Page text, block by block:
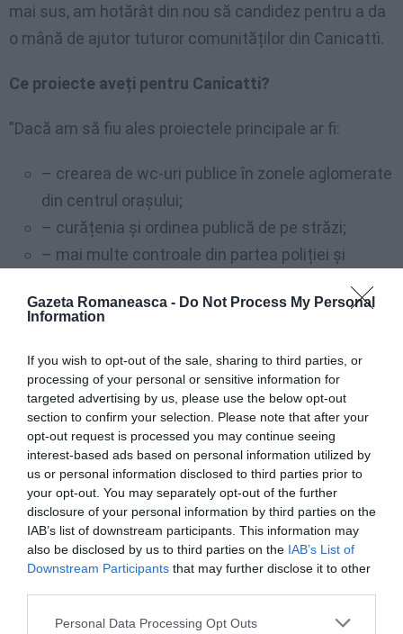
Gazeta Romaneasca - Do Not Process My Personal
Information
If you wish to opt-out of the sale, sharing to third parties, or
processing of your personal or sensitive information for
targeted advertising by us, please use the below opt-out
section to confirm your selection. Please note that after your
opt-out request is processed you may continue seeing
interest-based ads based on personal information utilized by
us or personal information disclosed to third parties prior to
your opt-out. You may separately opt-out of the further
disclosure of your personal information by third parties on the
IAB’s list of downstream participants. This information may
also be disclosed by us to third parties on the IAB’s List of
Downstream Participants that may further disclose it to other
Personal Data Processing Opt Outs
mai sus, am hotărât din nou să candidez pentru a da
o mână de ajutor tuturor comunităților din Canicattì.
Ce proiecte aveți pentru Canicatti?
”Dacă am să fiu ales proiectele principale ar fi:
– crearea de wc-uri publice în zonele aglomerate
din centrul orașului;
– curățenia și ordinea publică de pe străzi;
– mai multe controale din partea poliției și
– limitarea sclaviei muncitorilor care sunt plătiți
echipă fără ca firma respectivă să aibă la
cunoștință;
– o colaborare amicală cu toate autoritățile
locale, județene cât și cu ambasada româno-
italiană.”
Nu am fost o persoană publică, dar mi-am dat tot
interesul pentru comunitatea română cât și pentru
cele străine.”
Ce mesaj aveți pentru comunitatea din Canicatti?